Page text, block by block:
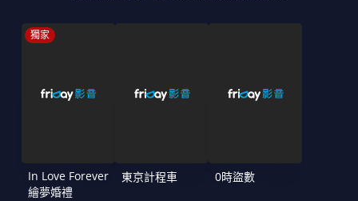
獨家
In Love Forever
繪夢婚禮
東京計程車 0時盜數